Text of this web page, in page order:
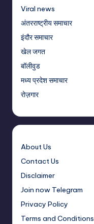
Viral news
अंतरराष्ट्रीय समाचार
इंदौर समाचार
खेल जगत
बॉलीवुड
मध्य प्रदेश समाचार
रोज़गार
About Us
Contact Us
Disclaimer
Join now Telegram
Privacy Policy
Terms and Conditions